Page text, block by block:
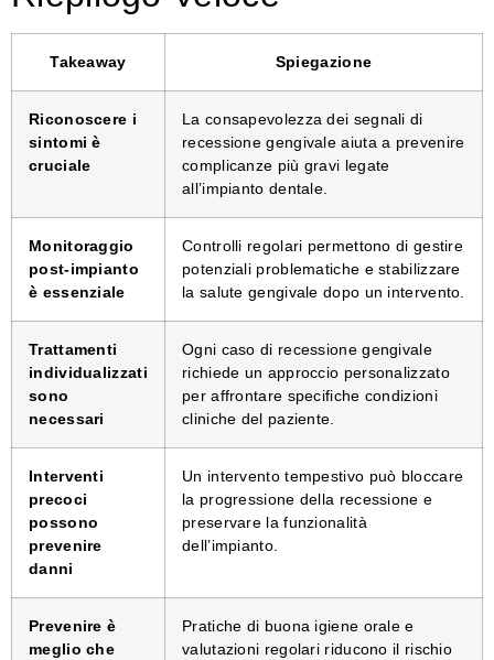
Takeaway Spiegazione
Riconoscere i
sintomi è
cruciale
La consapevolezza dei segnali di
recessione gengivale aiuta a prevenire
complicanze più gravi legate
all’impianto dentale.
Monitoraggio
post-impianto
è essenziale
Controlli regolari permettono di gestire
potenziali problematiche e stabilizzare
la salute gengivale dopo un intervento.
Trattamenti
individualizzati
sono
necessari
Ogni caso di recessione gengivale
richiede un approccio personalizzato
per affrontare specifiche condizioni
cliniche del paziente.
Interventi
precoci
possono
prevenire
danni
Un intervento tempestivo può bloccare
la progressione della recessione e
preservare la funzionalità
dell’impianto.
Prevenire è
meglio che
Pratiche di buona igiene orale e
valutazioni regolari riducono il rischio